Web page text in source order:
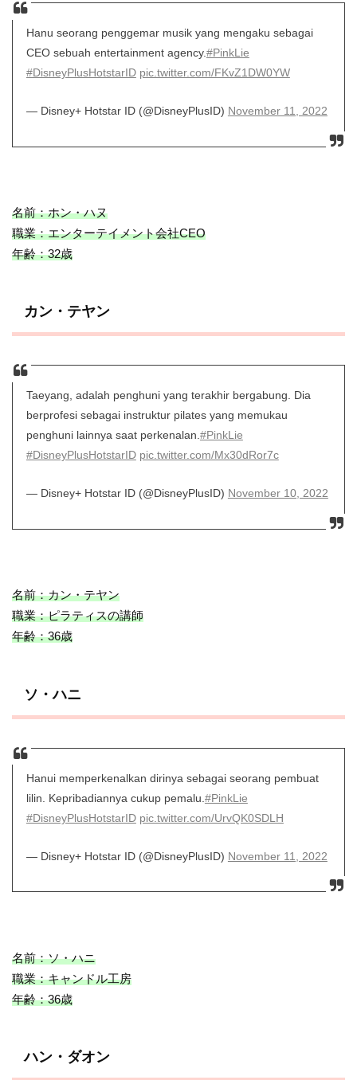
Hanu seorang penggemar musik yang mengaku sebagai
CEO sebuah entertainment agency.#PinkLie
#DisneyPlusHotstarID pic.twitter.com/FKvZ1DW0YW
— Disney+ Hotstar ID (@DisneyPlusID) November 11, 2022
名前：ホン・ハヌ
職業：エンターテイメント会社CEO
年齢：32歳
カン・テヤン
Taeyang, adalah penghuni yang terakhir bergabung. Dia
berprofesi sebagai instruktur pilates yang memukau
penghuni lainnya saat perkenalan.#PinkLie
#DisneyPlusHotstarID pic.twitter.com/Mx30dRor7c
— Disney+ Hotstar ID (@DisneyPlusID) November 10, 2022
名前：カン・テヤン
職業：ピラティスの講師
年齢：36歳
ソ・ハニ
Hanui memperkenalkan dirinya sebagai seorang pembuat
lilin. Kepribadiannya cukup pemalu. #PinkLie
#DisneyPlusHotstarID pic.twitter.com/UrvQK0SDLH
— Disney+ Hotstar ID (@DisneyPlusID) November 11, 2022
名前：ソ・ハニ
職業：キャンドル工房
年齢：36歳
ハン・ダオン